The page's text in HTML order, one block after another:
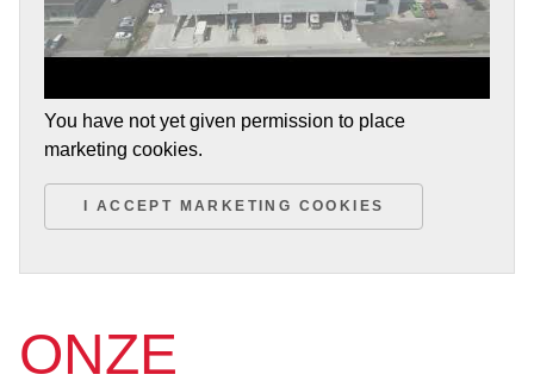
You have not yet given permission to place
marketing cookies.
I ACCEPT MARKETING COOKIES
ONZE